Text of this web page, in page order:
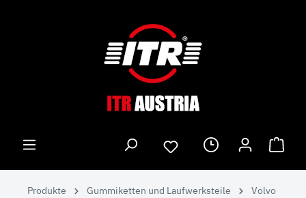
Produkte Gummiketten und Laufwerksteile
Volvo